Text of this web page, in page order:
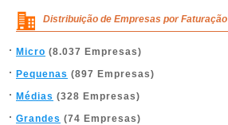
Distribuição de Empresas por Faturação
Micro (8.037 Empresas)
Pequenas (897 Empresas)
Médias (328 Empresas)
Grandes (74 Empresas)